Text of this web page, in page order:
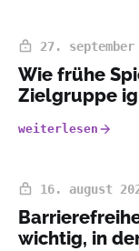
27. september
Wie frühe
Zielgruppe
weiterlesen
16. august
wichtig, in